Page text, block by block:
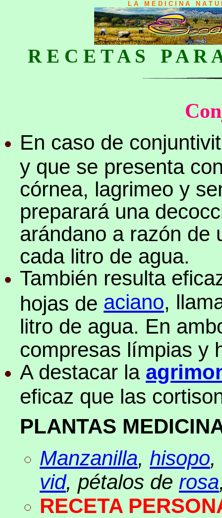
L A M E D I C I N A N A T
R E C E T A S P A
En caso de
y que se presenta
córnea, lagrimeo y
preparará una
arándano a razón de
cada litro de agua.
También resulta
hojas de aciano,
litro de agua. En
compresas límpias y
A destacar la
eficaz que las
PLANTAS
Manzanilla, hisopo,
vid, pétalos de rosa
RECETA